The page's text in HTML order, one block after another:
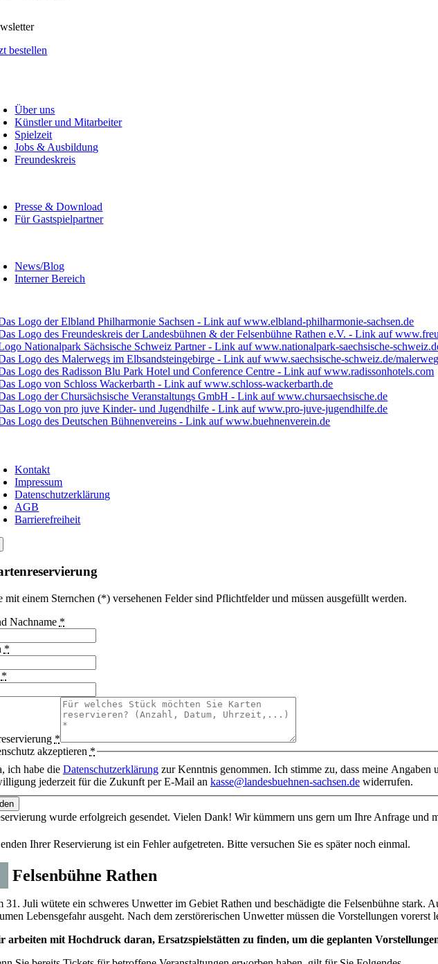
bestellen
Über uns
Künstler und Mitarbeiter
Spielzeit
Jobs & Ausbildung
Freundeskreis
Presse & Download
Für Gastspielpartner
News/Blog
Interner Bereich
Kontakt
Impressum
Datenschutzerklärung
AGB
Barrierefreiheit
mit einem Sternchen (*) versehenen Felder sind Pflichtfelder und müssen ausgefüllt werden.
Nachname *
*
*
*
akzeptieren *
ich habe die Datenschutzerklärungzur Kenntnis genommen. Ich stimme zu, dass meine
jederzeit für die Zukunft per E-Mail an kasse@landesbuehnen-sachsen.dewiderrufen.
wurde erfolgreich gesendet. Vielen Dank! Wir kümmern uns gern um Ihre Anfrage
Ihrer Reservierung ist ein Fehler aufgetreten. Bitte versuchen Sie es später noch einmal.
Felsenbühne Rathen
31. Juli wütete ein schweres Unwetter im Gebiet Rathen und beschädigte die Felsenbühne stark.
Lebensgefahr ausgeht. Nach dem zerstörerischen Unwetter müssen die Vorstellungen vorerst
arbeiten mit Hochdruck daran, Ersatzspielstätten zu finden, um die geplanten